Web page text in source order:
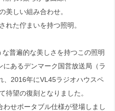
美しい組み合わせ。
れた佇まいを持つ照明。
普遍的な美しさを持つこの照明
あるデンマーク国営放送局（ラ
、2016年にVL45ラジオハウスペ
待望の復刻となりました。
せポータブル仕様が登場しまし